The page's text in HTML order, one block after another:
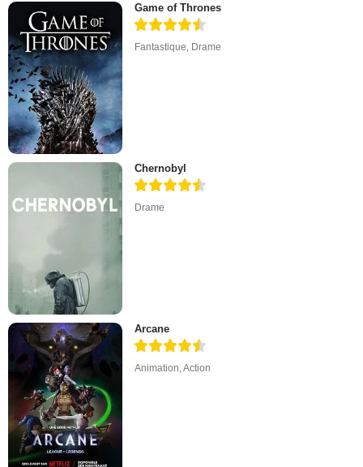
Game of Thrones
Fantastique Drame
Chernobyl
Drame
Arcane
Animation,Action